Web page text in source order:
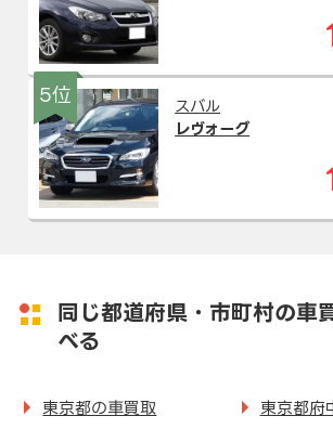
5位
スバル
レヴォーグ
同じ都道府県・市町村の車
べる
東京都の車買取 東京都府